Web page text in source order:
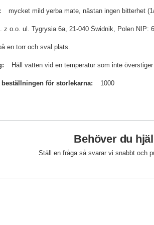
mycket mild yerba mate, nästan ingen bitterhet
z o.o. ul. Tygrysia 6a, 21-040 Świdnik, Polen NIP:
en torr och sval plats.
Häll vatten vid en temperatur som inte överstiger
för storlekarna 1000
Behöver du
Ställ en fråga så svarar vi snabbt och